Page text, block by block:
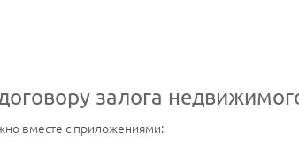
залога
вместе с приложениями: